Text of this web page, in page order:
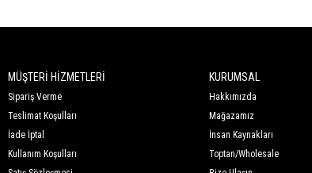
MÜŞTERİ HİZMETLERİ
Sipariş Verme
Teslimat Koşulları
İade İptal
Kullanım Koşulları
KURUMSAL
Hakkımızda
Mağazamız
İnsan Kaynakları
Toptan/Wholesale